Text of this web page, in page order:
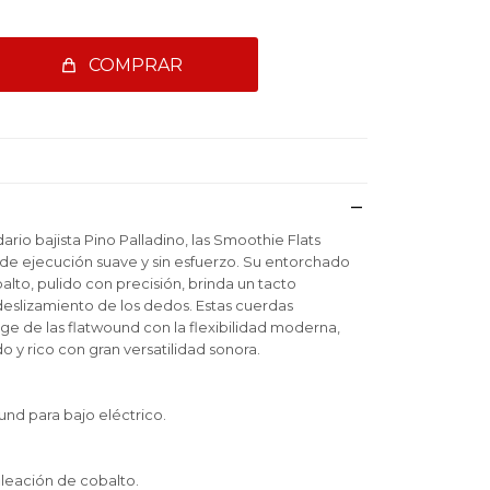
COMPRAR
bajista Pino Palladino, las Smoothie Flats
ejecución suave y sin esfuerzo. Su entorchado
pulido con precisión, brinda un tacto
de los dedos. Estas cuerdas
de las flatwound con la flexibilidad moderna,
y rico con gran versatilidad sonora.
para bajo eléctrico.
de cobalto.